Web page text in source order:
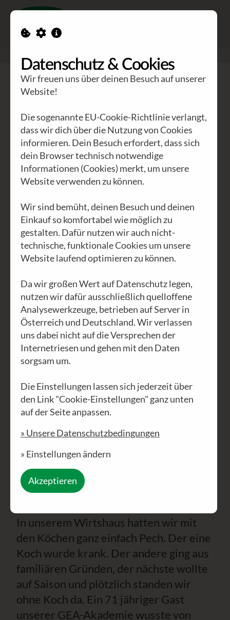
Eine wirkliche
Weihnachtsgeschichte
1. Akt
Karl bringt den Ball ins Rollen
In unserem Wirtshaus hatten wir mit
den Köchen ganz einfach Pech. Der eine
Koch wurde krank. Der andere ging aus
familiären Gründen, der nächste wollte
auf Saison und plötzlich standen wir
ohne Koch da. Ein 71 jähriger Gast
unserer GEA-Akademie wusste von
Datenschutz & Cookies
Wir freuen uns über deinen Besuch auf unserer
Website!
Die sogenannte EU-Cookie-Richtlinie verlangt,
dass wir dich über die Nutzung von Cookies
informieren. Dein Besuch erfordert, dass sich
dein Browser technisch notwendige
Informationen (Cookies) merkt, um unsere
Website verwenden zu können.
Wir sind bemüht, deinen Besuch und deinen
Einkauf so komfortabel wie möglich zu
gestalten. Dafür nutzen wir auch nicht-
technische, funktionale Cookies um unsere
Website laufend optimieren zu können.
Da wir großen Wert auf Datenschutz legen,
nutzen wir dafür ausschließlich quelloffene
Analysewerkzeuge, betrieben auf Server in
Österreich und Deutschland. Wir verlassen
uns dabei nicht auf die Versprechen der
Internetriesen und gehen mit den Daten
sorgsam um.
Die Einstellungen lassen sich jederzeit über
den Link "Cookie-Einstellungen" ganz unten
auf der Seite anpassen.
» Unsere Datenschutzbedingungen
» Einstellungen ändern
Akzeptieren